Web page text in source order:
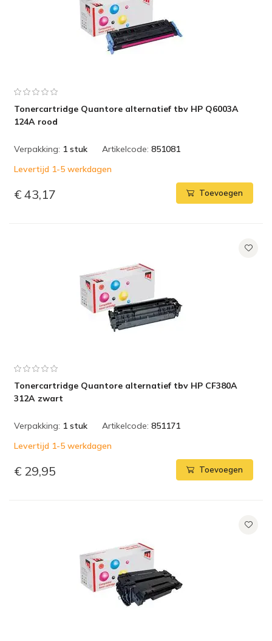
Tonercartridge Quantore alternatief tbv HP Q6003A
124A rood
Verpakking: 1 stuk Artikelcode: 851081
Levertijd 1-5 werkdagen
€ 43,17 Toevoegen
Tonercartridge Quantore alternatief tbv HP CF380A
312A zwart
Verpakking: 1 stuk Artikelcode: 851171
Levertijd 1-5 werkdagen
€ 29,95 Toevoegen